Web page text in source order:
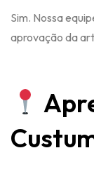
Sim. Nossa
aprovação da